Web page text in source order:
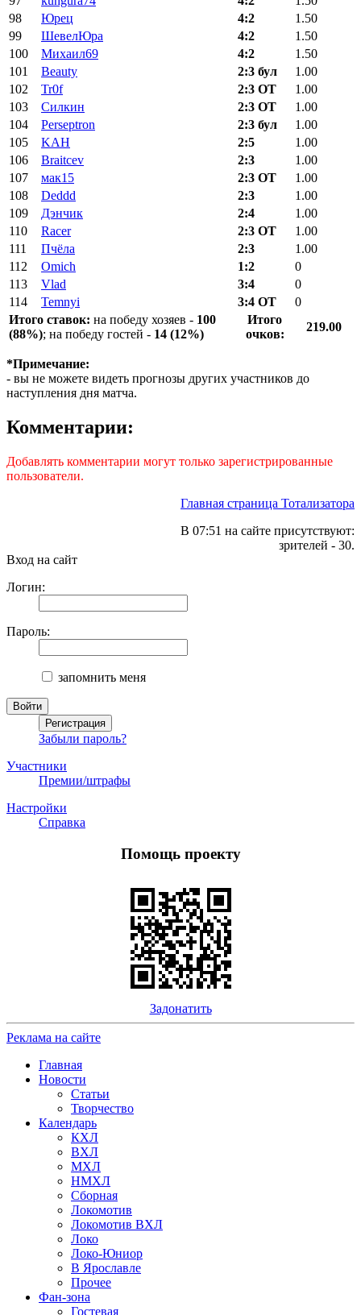
98
Юрец 4:2
1.50
99
ШевелЮра 4:2
1.50
100
Михаил69 4:2
1.50
101
Beauty 2:3 бул
1.00
102
Tr0f 2:3 ОТ
1.00
103
Силкин 2:3 ОТ
1.00
104
Perseptron 2:3 бул
1.00
105
KAH 2:5
1.00
106
Braitcev 2:3
1.00
107
мак15 2:3 ОТ
1.00
108
Deddd 2:3
1.00
109
Дэнчик 2:4
1.00
110
Racer 2:3 ОТ
1.00
111
Пчёла 2:3
1.00
112
Omich 1:2
0
113
Vlad 3:4
0
114
Temnyi 3:4 ОТ
0
Итого ставок: на победу хозяев - 100
(88%); на победу гостей - 14 (12%)
Итого
очков:
219.00
*Примечание:
- вы не можете видеть прогнозы других участников до
наступления дня матча.
Комментарии:
Добавлять комментарии могут только зарегистрированные
пользователи.
Главная страница Тотализатора
В 07:51 на сайте присутствуют:
зрителей - 30.
Вход на сайт
Логин:
Пароль:
запомнить меня
Забыли пароль?
Участники
Премии/штрафы
Настройки
Справка
Помощь проекту
Задонатить
Реклама на сайте
Главная
Новости
Статьи
Творчество
Календарь
КХЛ
ВХЛ
МХЛ
НМХЛ
Сборная
Локомотив
Локомотив ВХЛ
Локо
Локо-Юниор
В Ярославле
Прочее
Фан-зона
Гостевая